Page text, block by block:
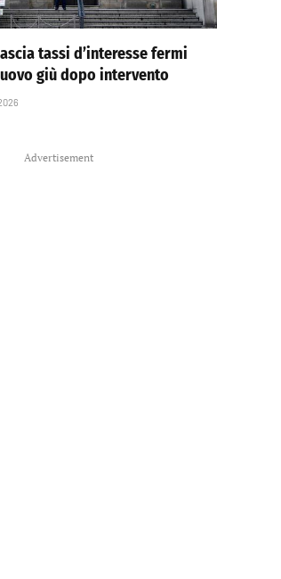
tassi d’interesse fermi
giù dopo intervento
Advertisement